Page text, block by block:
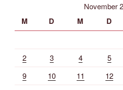
November
M D M D
2
3 4 5
9
10 11 12